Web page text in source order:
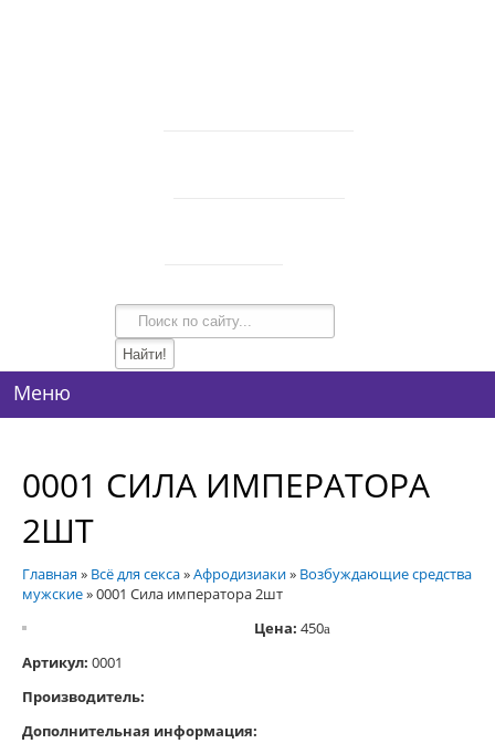
Меню
0001 СИЛА ИМПЕРАТОРА
2ШТ
Главная» Всё для секса»Афродизиаки» Возбуждающие средства
мужские»0001 Сила императора 2шт
Цена: 450a
Артикул: 0001
Производитель:
Дополнительная информация: